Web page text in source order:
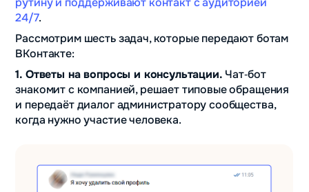
24/7.
Рассмотрим шесть задач, которые передают ботам
ВКонтакте:
1. Ответы на вопросы и консультации. Чат‑бот
знакомит с компанией, решает типовые обращения
и передаёт диалог администратору сообщества,
когда нужно участие человека.